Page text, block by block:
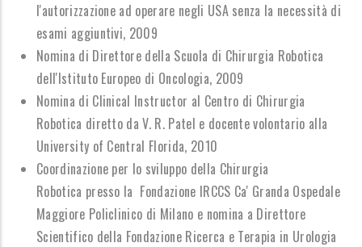
l'autorizzazione ad operare negli USA senza la necessità di
esami aggiuntivi, 2009
Nomina di Direttore della Scuola di Chirurgia Robotica
dell'Istituto Europeo di Oncologia, 2009
Nomina di Clinical Instructor al Centro di Chirurgia
Robotica diretto da V. R. Patel e docente volontario alla
University of Central Florida, 2010
Coordinazione per lo sviluppo della Chirurgia
Robotica presso la Fondazione IRCCS Ca' Granda Ospedale
Maggiore Policlinico di Milano e nomina a Direttore
Scientifico della Fondazione Ricerca e Terapia in Urologia